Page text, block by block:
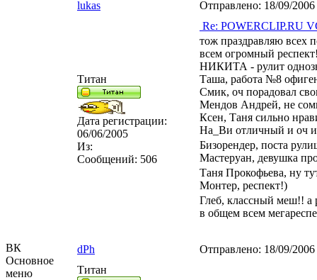
ВК
Основное
меню
lukas Отправлено: 18/09/
Титан
Дата регистрации:
06/06/2005
Из:
Сообщений: 506
Re: POWERCLIP.RU
тож праздравляю всех
всем огромный
НИКИТА - рулит
Таша, работа №8
Смик, оч порадовал
Мендов Андрей, не
Ксен, Таня сильно
На_Ви отличный и оч
Бизорендер, поста
Мастеруан, девушка
Таня Прокофьева, ну
Монтер, респект!)
Глеб, классный меш!! а
в общем всем
dPh Отправлено: 18/09/
Титан